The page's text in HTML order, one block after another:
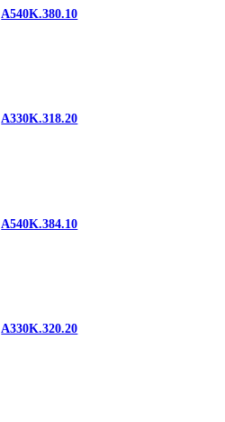
A540K.380.10
A330K.318.20
A540K.384.10
A330K.320.20